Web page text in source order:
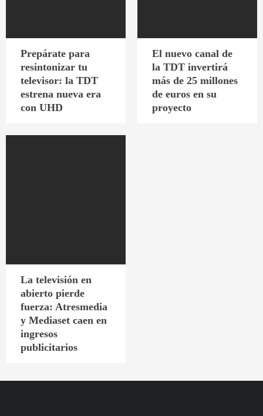
Prepárate para
resintonizar tu
televisor: la TDT
estrena nueva era
con UHD
El nuevo canal de
la TDT invertirá
más de 25 millones
de euros en su
proyecto
La televisión en
abierto pierde
fuerza: Atresmedia
y Mediaset caen en
ingresos
publicitarios